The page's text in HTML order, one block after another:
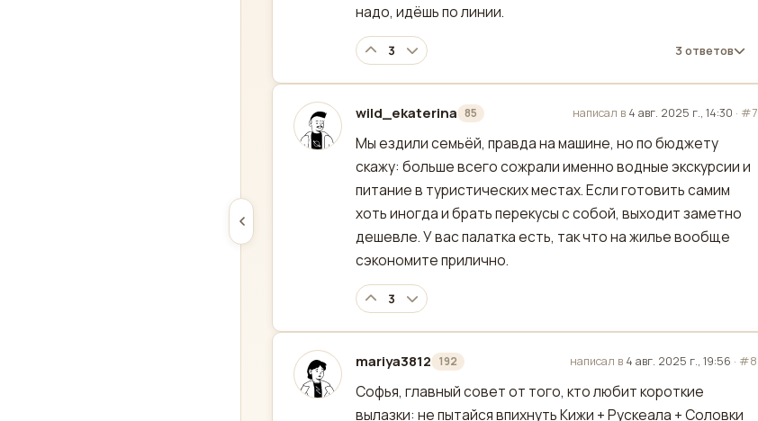
надо, идёшь по линии.
3 3 ответов
wild_ekaterina 85
отредактировано написал в 4 авг. 2025 г., 14:30 · #7
Мы ездили семьёй, правда на машине, но по бюджету
скажу: больше всего сожрали именно водные экскурсии и
питание в туристических местах. Если готовить самим
хоть иногда и брать перекусы с собой, выходит заметно
дешевле. У вас палатка есть, так что на жилье вообще
сэкономите прилично.
3
mariya3812 192
отредактировано написал в 4 авг. 2025 г., 19:56 · #8
Софья, главный совет от того, кто любит короткие
вылазки: не пытайся впихнуть Кижи + Рускеала + Соловки